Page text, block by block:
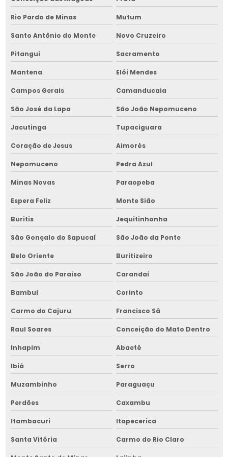
Montagem de equipamentos para armazenar grãos
Montagem de equipamentos para armazenar grãos na bahia
Montagem de equipamentos para armazenar grãos no
nordeste
Montagem de fornalha para grãos
Montagem de fornalha para grãos na bahia
Montagem de fornalha para grãos no nordeste
Montagem de galpão para silos
Montagem de galpão para silos na bahia
Montagem de galpão para silos no nordeste
Montagem e manutenção de silos
Montagem e manutenção de silos na bahia
Montagem de máquina de limpeza de grãos no nordeste
Montagem de picador de lenha
Montagem de picador de lenha na bahia
Montagem de picador de lenha no nordeste
Montagem de secador de grãos
Montagem de secador de grãos na bahia
Montagem de secador de grãos no nordeste
Montagem de silos metálicos
Montagem de silos metálicos na bahia
Rio Pardo de Minas Mutum
Santo Antônio do Monte Novo Cruzeiro
Pitangui Sacramento
Mantena Elói Mendes
Campos Gerais Camanducaia
São José da Lapa São João Nepomuceno
Jacutinga Tupaciguara
Coração de Jesus Aimorés
Nepomuceno Pedra Azul
Minas Novas Paraopeba
Espera Feliz Monte Sião
Buritis Jequitinhonha
São Gonçalo do Sapucaí São João da Ponte
Belo Oriente Buritizeiro
São João do Paraíso Carandaí
Bambuí Corinto
Carmo do Cajuru Francisco Sá
Raul Soares Conceição do Mato Dentro
Inhapim Abaeté
Ibiá Serro
Muzambinho Paraguaçu
Perdões Caxambu
Itambacuri Itapecerica
Santa Vitória Carmo do Rio Claro